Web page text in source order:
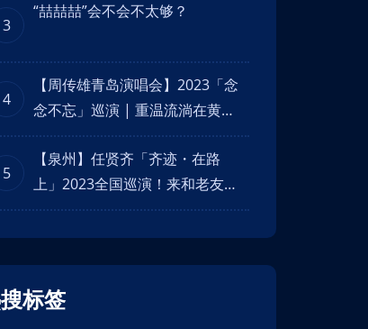
3
“喆喆喆”会不会不太够？
4
【周传雄青岛演唱会】2023「念
念不忘」巡演 | 重温流淌在黄昏
里念念不忘的回忆！
5
【泉州】任贤齐「齐迹・在路
上」2023全国巡演！来和老友一
直在路上齐行！
热搜标签